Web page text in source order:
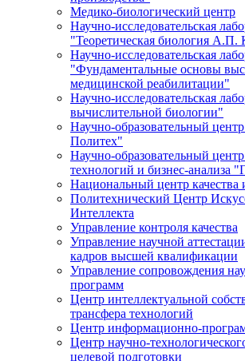
Медико-биологический центр
Научно-исследовательская
"Теоретическая биология А.П.
Научно-исследовательская
"Фундаментальные основы
медицинской реабилитации"
Научно-исследовательская
вычислительной биологии"
Научно-образовательный
Политех"
Научно-образовательный
технологий и бизнес-анализа
Национальный центр качества
Политехнический Центр
Интеллекта
Управление контроля качества
Управление научной
кадров высшей квалификации
Управление сопровождения
программ
Центр интеллектуальной
трансфера технологий
Центр информационно-
Центр научно-
целевой подготовки